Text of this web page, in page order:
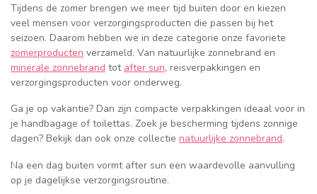
Tijdens de zomer brengen we meer tijd buiten door en kiezen
veel mensen voor verzorgingsproducten die passen bij het
seizoen. Daarom hebben we in deze categorie onze favoriete
zomerproducten verzameld. Van natuurlijke zonnebrand en
minerale zonnebrand tot after sun, reisverpakkingen en
verzorgingsproducten voor onderweg.
Ga je op vakantie? Dan zijn compacte verpakkingen ideaal voor in
je handbagage of toilettas. Zoek je bescherming tijdens zonnige
dagen? Bekijk dan ook onze collectie natuurlijke zonnebrand.
Na een dag buiten vormt after sun een waardevolle aanvulling
op je dagelijkse verzorgingsroutine.